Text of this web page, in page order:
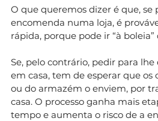
O que queremos dizer é que, se
encomenda numa loja, é
rápida, porque pode ir “à
Se, pelo contrário, pedir para
em casa, tem de esperar que os
ou do armazém o enviem, por
casa. O processo ganha mais
tempo e aumenta o risco de a